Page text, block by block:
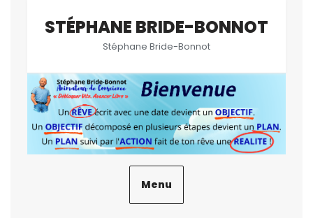
STÉPHANE BRIDE-BONNOT
Stéphane Bride-Bonnot
Menu